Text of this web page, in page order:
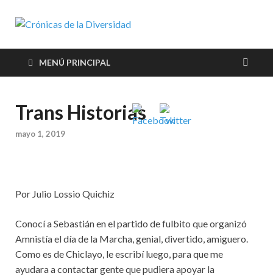
Crónicas de
la
Diversidad
sobre temas de cultura LGTB+
MENÚ PRINCIPAL
Trans Historias
mayo 1, 2019
Por Julio Lossio Quichiz
Conocí a Sebastián en el partido de fulbito que organizó
Amnistía el día de la Marcha, genial, divertido, amiguero.
Como es de Chiclayo, le escribí luego, para que me
ayudara a contactar gente que pudiera apoyar la